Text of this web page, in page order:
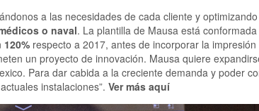
a las necesidades de cada cliente y
o naval. La plantilla de Mausa está
120% respecto a 2017, antes de incorporar la
un proyecto de innovación. Mausa quiere
Para dar cabida a la creciente demanda y poder
instalaciones”. Ver más aquí